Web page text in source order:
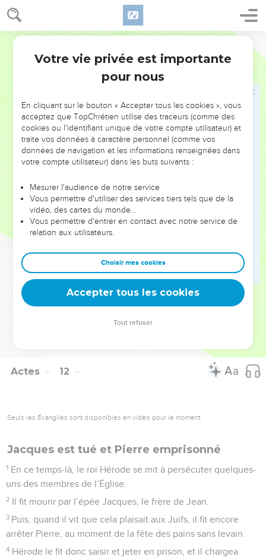
Actes 11
Esprit et de foi. Un grand nombre de personnes furent
gagnées au Seigneur.
Quand il l’eut trouvé, il l’amena à Antioche. Ils passèrent
tous deux une année entière dans cette Église et
instruisirent dans la foi un grand nombre de personnes. C’est
à Antioche que, pour la première fois, les disciples furent
appelés chrétiens.
En ce temps-là, des prophètes se rendirent de Jérusalem à
Antioche.
à annoncer qu’il y aurait bientôt une grande famine sur toute
la terre. – Elle eut lieu, en effet, à l’époque où Claude était
empereur. –
Les disciples décidèrent alors que chacun d’eux donnerait
vivaient en Judée.
C’est ce qu’ils firent et ils envoyèrent ces dons aux
anciens de Judée par l’intermédiaire de Barnabas et Saul.
© Société biblique française – Bibli’O, 1997, avec autorisation. Pour vous procurer
Actes 12
Seuls les Évangiles sont disponibles en vidéo pour le moment.
Jacques est tué et Pierre emprisonné
1 En ce temps-là, le roi Hérode se mit à persécuter quelques-
uns des membres de l’Église.
2 Il fit mourir par l’épée Jacques, le frère de Jean.
3 Puis, quand il vit que cela plaisait aux Juifs, il fit encore
arrêter Pierre, au moment de la fête des pains sans levain.
4 Hérode le fit donc saisir et jeter en prison, et il chargea
Votre vie privée est importante
pour nous
En cliquant sur le bouton « Accepter tous les cookies », vous
acceptez que TopChrétien utilise des traceurs (comme des
cookies ou l'identifiant unique de votre compte utilisateur) et
traite vos données à caractère personnel (comme vos
données de navigation et les informations renseignées dans
votre compte utilisateur) dans les buts suivants :
Mesurer l'audience de notre service
Vous permettre d'utiliser des services tiers tels que de la
vidéo, des cartes du monde…
Vous permettre d'entrer en contact avec notre service de
relation aux utilisateurs.
Choisir mes cookies
Accepter tous les cookies
Tout refuser